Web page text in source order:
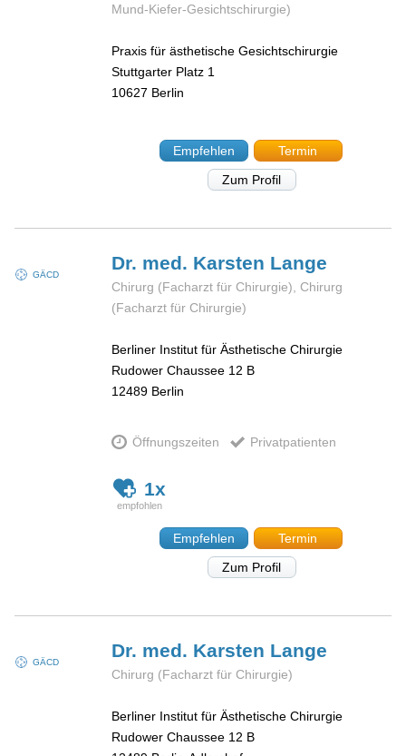
Mund-Kiefer-Gesichtschirurgie)
Praxis für ästhetische Gesichtschirurgie
Stuttgarter Platz 1
10627 Berlin
Empfehlen
Termin
Zum Profil
GÄCD
Dr. med. Karsten Lange
Chirurg (Facharzt für Chirurgie), Chirurg
(Facharzt für Chirurgie)
Berliner Institut für Ästhetische Chirurgie
Rudower Chaussee 12 B
12489 Berlin
Öffnungszeiten Privatpatienten
1x
Empfehlen
Termin
Zum Profil
GÄCD
Dr. med. Karsten Lange
Chirurg (Facharzt für Chirurgie)
Berliner Institut für Ästhetische Chirurgie
Rudower Chaussee 12 B